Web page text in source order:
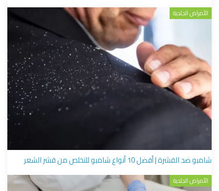
الأمراض الجلدية
شامبو ضد القشرة | أفضل 10 أنواع شامبو للتخلص من قشر الشعر
الأمراض الجلدية